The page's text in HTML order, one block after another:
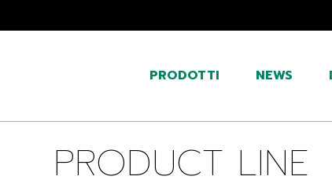
PRODOTTI NEWS
PRODUCT LINE